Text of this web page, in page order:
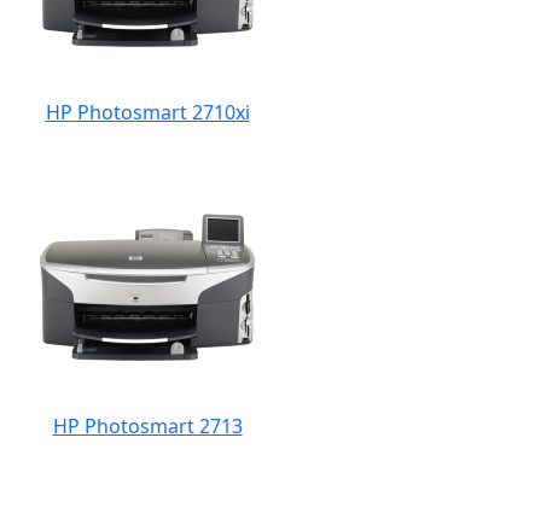
HP Photosmart 2710xi
HP Photosmart 2713